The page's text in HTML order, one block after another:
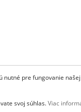
nutné pre fungovanie
svoj súhlas.Viac